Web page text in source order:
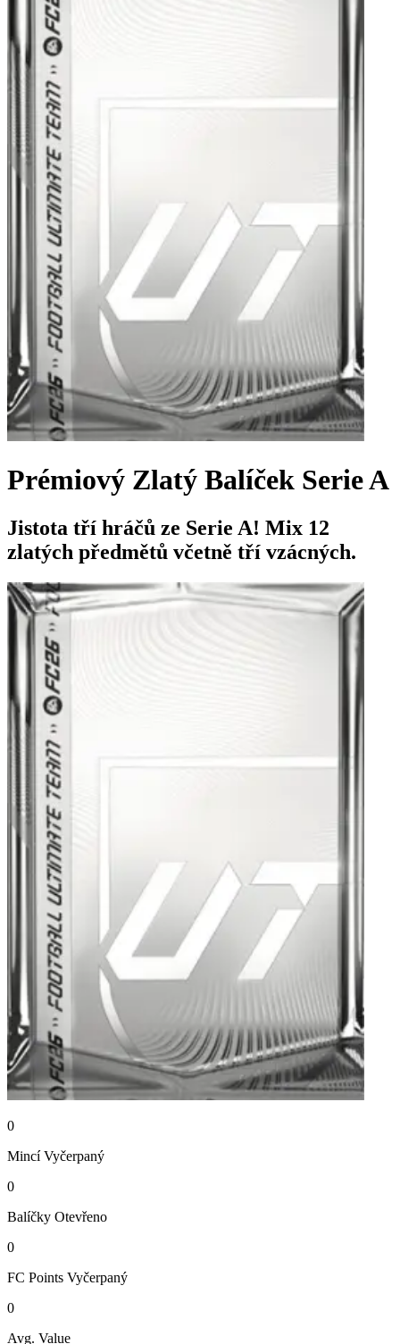
Prémiový Zlatý Balíček Serie A
Jistota tří hráčů ze Serie A! Mix 12
zlatých předmětů včetně tří vzácných.
0
Mincí Vyčerpaný
0
Balíčky Otevřeno
0
FC Points Vyčerpaný
0
Avg. Value